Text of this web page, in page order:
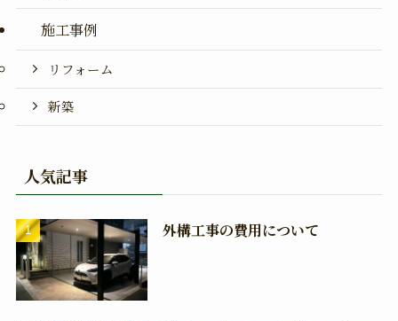
施工事例
リフォーム
新築
人気記事
外構工事の費用について